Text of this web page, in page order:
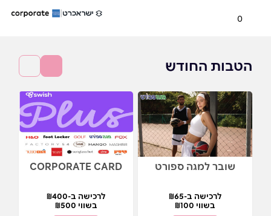
0
הטבות החודש
שובר למגה ספורט
לרכישה ב-₪65
בשווי ₪100
CORPORATE CARD
לרכישה ב-₪400
בשווי ₪500